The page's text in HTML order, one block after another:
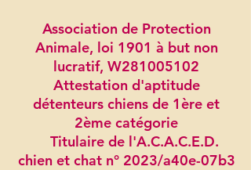
Association de Protection
Animale, loi 1901 à but non
lucratif, W281005102
Attestation d'aptitude
détenteurs chiens de 1ère et
2ème catégorie
Titulaire de l'A.C.A.C.E.D.
chien et chat n° 2023/a40e-07b3